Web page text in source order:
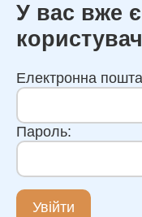
У вас вже
Електронна
Пароль:
Увійти